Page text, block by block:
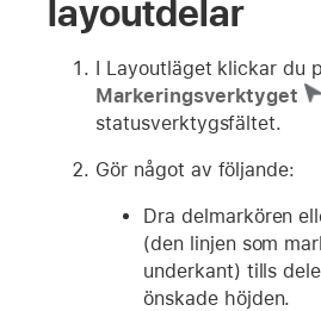
layoutdelar
I Layoutläget klickar du
Markeringsverktyget
statusverktygsfältet.
Gör något av följande:
Dra delmarkören
(den linjen som
underkant) tills
önskade höjden.